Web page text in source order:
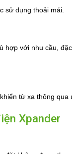
sử dụng thoải mái.
hợp với nhu cầu,
từ xa thông
Xpander